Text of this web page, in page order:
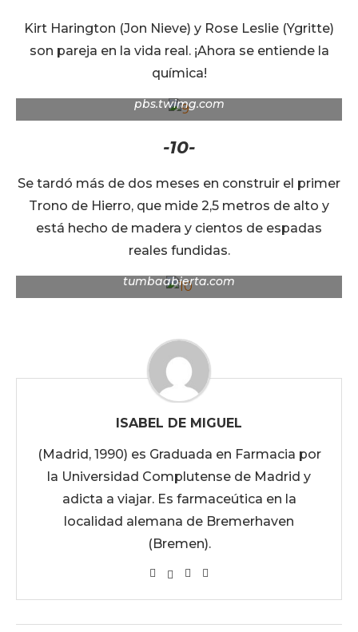
Kirt Harington (Jon Nieve) y Rose Leslie (Ygritte)
son pareja en la vida real. ¡Ahora se entiende la
química!
pbs.twimg.com
-10-
Se tardó más de dos meses en construir el primer
Trono de Hierro, que mide 2,5 metros de alto y
está hecho de madera y cientos de espadas
reales fundidas.
tumbaabierta.com
ISABEL DE MIGUEL
(Madrid, 1990) es Graduada en Farmacia por
la Universidad Complutense de Madrid y
adicta a viajar. Es farmaceútica en la
localidad alemana de Bremerhaven
(Bremen).